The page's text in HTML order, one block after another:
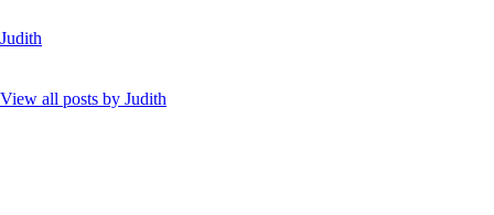
Judith
View all posts by Judith